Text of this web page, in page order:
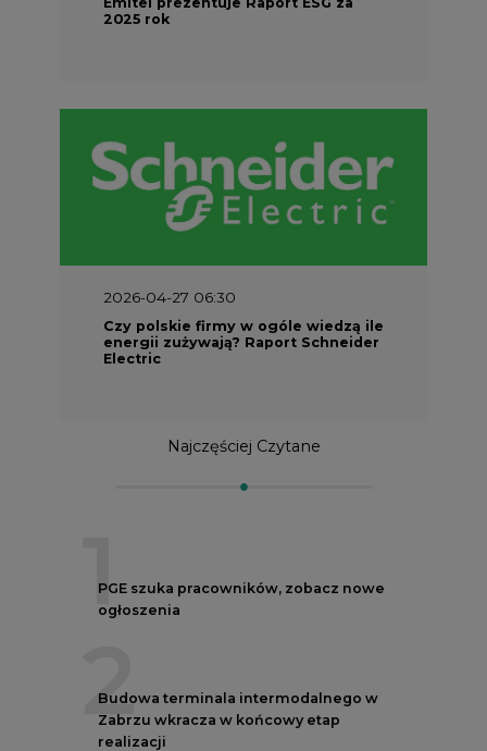
2025 rok
2026-04-27 06:30
Czy polskie firmy w ogóle wiedzą ile
energii zużywają? Raport Schneider
Electric
Najczęściej Czytane
1
PGE szuka pracowników, zobacz nowe
ogłoszenia
2
Budowa terminala intermodalnego w
Zabrzu wkracza w końcowy etap
realizacji